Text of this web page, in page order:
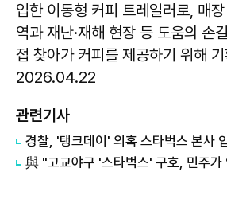
입한 이동형 커피 트레일러로, 매
역과 재난·재해 현장 등 도움의 손
접 찾아가 커피를 제공하기 위해
2026.04.22
관련기사
경찰, '탱크데이' 의혹 스타벅스 본사